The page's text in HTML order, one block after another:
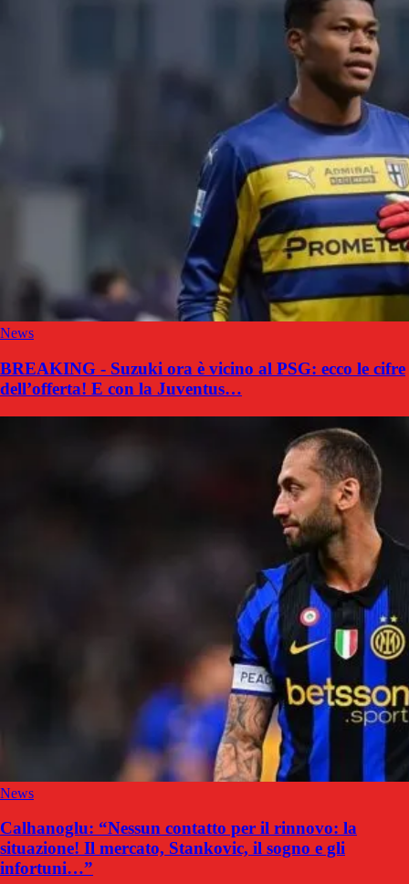
News
BREAKING - Suzuki ora è vicino al PSG: ecco le cifre
dell’offerta! E con la Juventus…
News
Calhanoglu: “Nessun contatto per il rinnovo: la
situazione! Il mercato, Stankovic, il sogno e gli
infortuni…”